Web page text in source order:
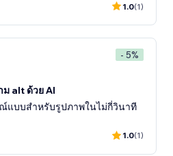
1.0(1)
- 5%
alt ด้วย AI
แบบสำหรับรูปภาพในไม่กี่วินาที
1.0(1)